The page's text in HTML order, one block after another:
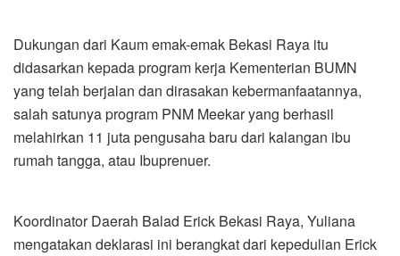
Dukungan dari Kaum emak-emak Bekasi Raya itu
didasarkan kepada program kerja Kementerian BUMN
yang telah berjalan dan dirasakan kebermanfaatannya,
salah satunya program PNM Meekar yang berhasil
melahirkan 11 juta pengusaha baru dari kalangan ibu
rumah tangga, atau Ibuprenuer.
Koordinator Daerah Balad Erick Bekasi Raya, Yuliana
mengatakan deklarasi ini berangkat dari kepedulian Erick